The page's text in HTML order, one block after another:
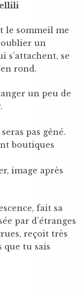
le sommeil me
un
s’attachent, se
rond.
un peu de
pas gêné.
boutiques
image après
fait sa
par d’étranges
reçoit très
que tu sais